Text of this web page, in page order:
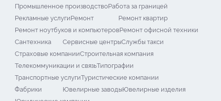
Промышленное производствоРабота за границей
Рекламные услугиРемонт
Ремонт квартир
Ремонт ноутбуков и компьютеровРемонт офисной техники
Сантехника
Сервисные центрыСлужбы такси
Страховые компанииСтроительная компания
Телекоммуникации и связьТипографии
Транспортные услугиТуристические компании
Фабрики
Ювелирные заводыЮвелирные изделия